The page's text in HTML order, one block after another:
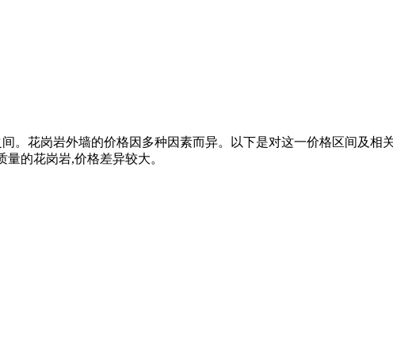
。花岗岩外墙的价格因多种因素而异。以下是对这一价格区间及相
的花岗岩,价格差异较大。